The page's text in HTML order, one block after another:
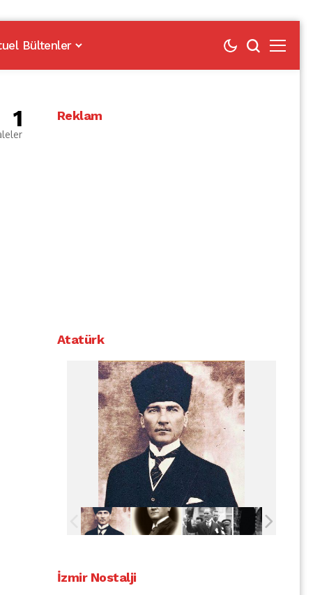
Bültenler
1 Reklam
Atatürk
İzmir Nostalji